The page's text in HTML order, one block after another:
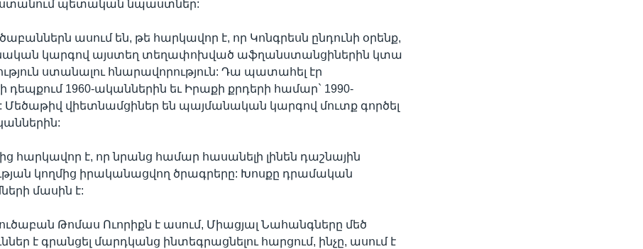
ստանում պետական նպաստներ:
ասում են, թե հարկավոր է, որ Կոնգրեսն ընդունի օրենք,
կարգով այստեղ տեղափոխված աֆղանստանցիներին կտա
ստանալու հնարավորություն: Դա պատահել էր
դեպքում 1960-ականներին եւ Իրաքի քրդերի համար` 1990-
Մեծաթիվ վիետնամցիներ են պայմանական կարգով մուտք գործել
հարկավոր է, որ նրանց համար հասանելի լինեն դաշնային
կողմից իրականացվող ծրագրերը: Խոսքը դրամական
մասին է:
Թոմաս Ուորիքն է ասում, Միացյալ Նահանգները մեծ
է գրանցել մարդկանց ինտեգրացնելու հարցում, ինչը, ասում է